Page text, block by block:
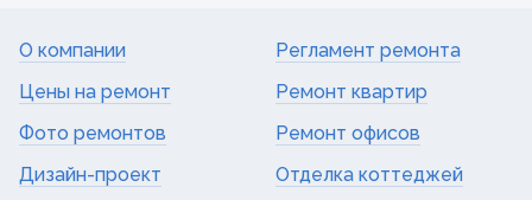
О компании
Цены на ремонт
Фото ремонтов
Дизайн-проект
Регламент ремонта
Ремонт квартир
Ремонт офисов
Отделка коттеджей